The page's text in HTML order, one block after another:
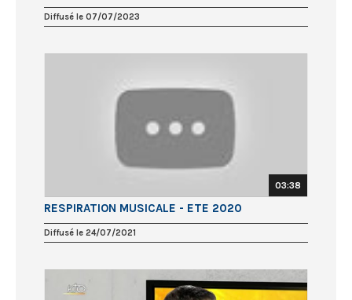
Diffusé le 07/07/2023
03:38
RESPIRATION MUSICALE - ETE 2020
Diffusé le 24/07/2021